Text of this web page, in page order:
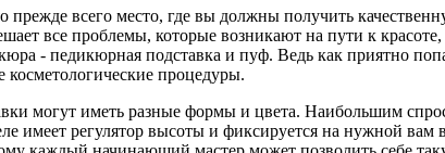
прежде всего место, где вы должны получить
все проблемы, которые возникают на пути к красоте,
- педикюрная подставка и пуф. Ведь как приятно
процедуры.
могут иметь разные формы и цвета. Наибольшим
имеет регулятор высоты и фиксируется на нужной вам